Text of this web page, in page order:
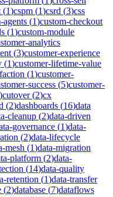
(1)cspm (1)csrd (3)css
agents (1)custom-checkout
(1)custom-module
analytics
(3)customer-experience
(1)customer-lifetime-value
(1)customer-
success (5)customer-
)cutover(2)cx
(2)dashboards (16)data
cleanup (2)data-driven
governance (1)data-
(2)data-lifecycle
mesh (1)data-migration
platform (2)data-
(14)data-quality
retention (1)data-transfer
(2)database (7)dataflows